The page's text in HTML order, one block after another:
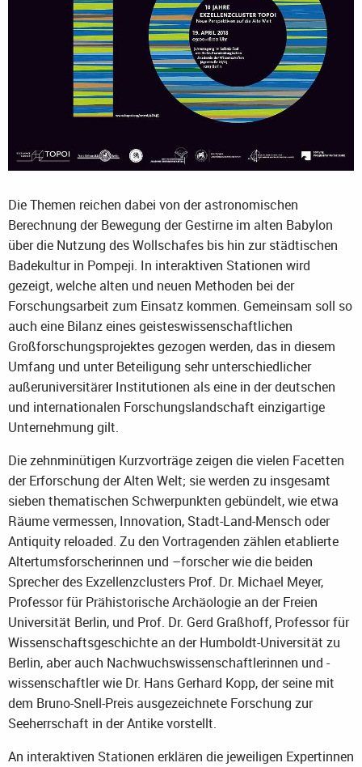
Die Themen reichen dabei von der astronomischen
Berechnung der Bewegung der Gestirne im alten Babylon
über die Nutzung des Wollschafes bis hin zur städtischen
Badekultur in Pompeji. In interaktiven Stationen wird
gezeigt, welche alten und neuen Methoden bei der
Forschungsarbeit zum Einsatz kommen. Gemeinsam soll so
auch eine Bilanz eines geisteswissenschaftlichen
Großforschungsprojektes gezogen werden, das in diesem
Umfang und unter Beteiligung sehr unterschiedlicher
außeruniversitärer Institutionen als eine in der deutschen
und internationalen Forschungslandschaft einzigartige
Unternehmung gilt.
Die zehnminütigen Kurzvorträge zeigen die vielen Facetten
der Erforschung der Alten Welt; sie werden zu insgesamt
sieben thematischen Schwerpunkten gebündelt, wie etwa
Räume vermessen, Innovation, Stadt-Land-Mensch oder
Antiquity reloaded. Zu den Vortragenden zählen etablierte
Altertumsforscherinnen und –forscher wie die beiden
Sprecher des Exzellenzclusters Prof. Dr. Michael Meyer,
Professor für Prähistorische Archäologie an der Freien
Universität Berlin, und Prof. Dr. Gerd Graßhoff, Professor für
Wissenschaftsgeschichte an der Humboldt-Universität zu
Berlin, aber auch Nachwuchswissenschaftlerinnen und -
wissenschaftler wie Dr. Hans Gerhard Kopp, der seine mit
dem Bruno-Snell-Preis ausgezeichnete Forschung zur
Seeherrschaft in der Antike vorstellt.
An interaktiven Stationen erklären die jeweiligen Expertinnen